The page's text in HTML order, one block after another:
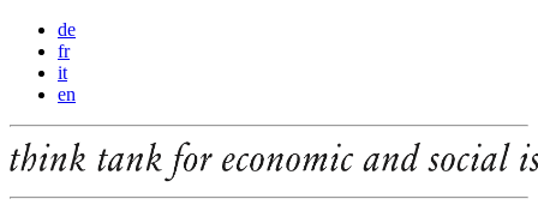
de
fr
it
en